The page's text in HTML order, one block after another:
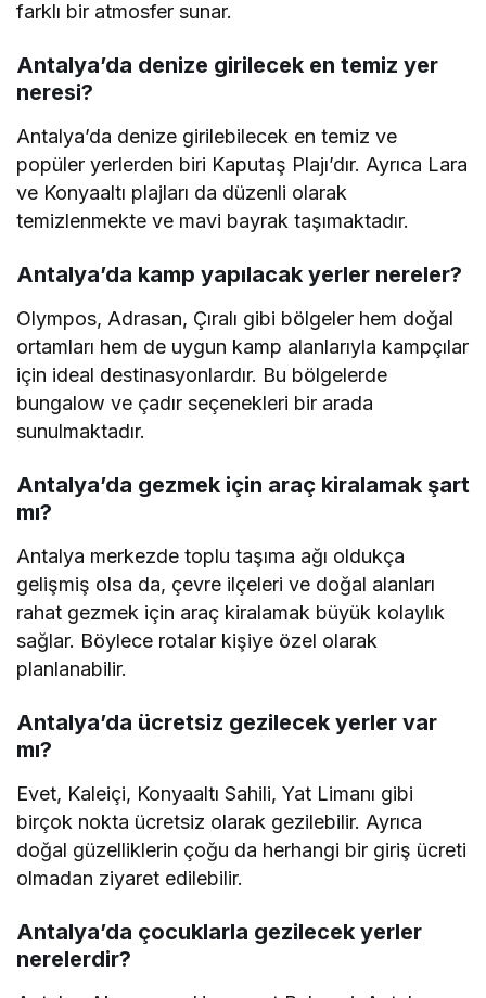
farklı bir atmosfer sunar.
Antalya’da denize girilecek en temiz yer
neresi?
Antalya’da denize girilebilecek en temiz ve
popüler yerlerden biri Kaputaş Plajı’dır. Ayrıca Lara
ve Konyaaltı plajları da düzenli olarak
temizlenmekte ve mavi bayrak taşımaktadır.
Antalya’da kamp yapılacak yerler nereler?
Olympos, Adrasan, Çıralı gibi bölgeler hem doğal
ortamları hem de uygun kamp alanlarıyla kampçılar
için ideal destinasyonlardır. Bu bölgelerde
bungalow ve çadır seçenekleri bir arada
sunulmaktadır.
Antalya’da gezmek için araç kiralamak şart
mı?
Antalya merkezde toplu taşıma ağı oldukça
gelişmiş olsa da, çevre ilçeleri ve doğal alanları
rahat gezmek için araç kiralamak büyük kolaylık
sağlar. Böylece rotalar kişiye özel olarak
planlanabilir.
Antalya’da ücretsiz gezilecek yerler var
mı?
Evet, Kaleiçi, Konyaaltı Sahili, Yat Limanı gibi
birçok nokta ücretsiz olarak gezilebilir. Ayrıca
doğal güzelliklerin çoğu da herhangi bir giriş ücreti
olmadan ziyaret edilebilir.
Antalya’da çocuklarla gezilecek yerler
nerelerdir?